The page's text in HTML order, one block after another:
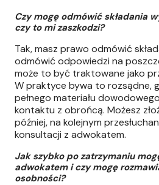
Czy mogę odmówić składania
czy to mi zaszkodzi?
Tak, masz prawo odmówić
odmówić odpowiedzi na
może to być traktowane jako
W praktyce bywa to rozsądne,
pełnego materiału
kontaktu z obrońcą. Możesz
później, na kolejnym
konsultacji z adwokatem.
Jak szybko po zatrzymaniu
adwokatem i czy mogę
osobności?